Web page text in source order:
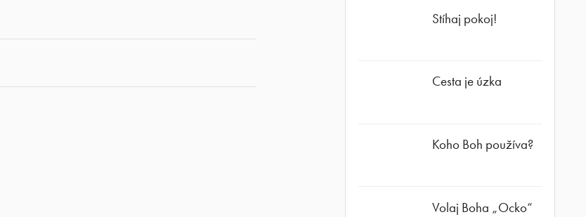
Stíhaj pokoj!
Cesta je úzka
Koho Boh používa?
Volaj Boha „Ocko“